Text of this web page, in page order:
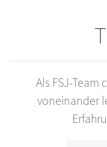
Als FSJ-
voneinander